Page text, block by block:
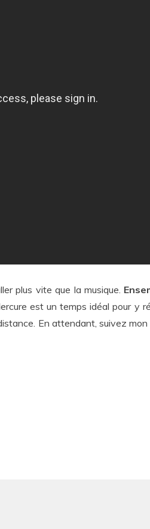
plus vite que la musique.
est un temps idéal pour y
En attendant, suivez